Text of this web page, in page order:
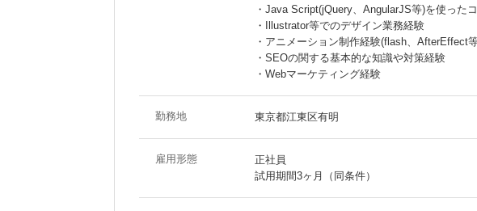
・Java Script(jQuery、AngularJS等)を使った
・Illustrator等でのデザイン業務経験
・アニメーション制作経験(flash、AfterEffect
・SEOの関する基本的な知識や対策経験
・Webマーケティング経験
勤務地 東京都江東区有明
雇用形態
正社員
試用期間3ヶ月（同条件）